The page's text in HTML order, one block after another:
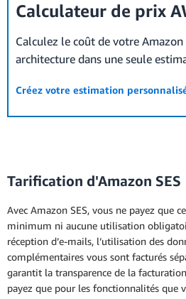
Calculateur de prix
Calculez le coût de votre Amazon
architecture dans une seule
Créez votre estimation
Tarification d'Amazon SES
Avec Amazon SES, vous ne payez que
minimum ni aucune utilisation
réception d’e-mails, l’utilisation des
complémentaires vous sont facturés
garantit la transparence de la
payez que pour les fonctionnalités que